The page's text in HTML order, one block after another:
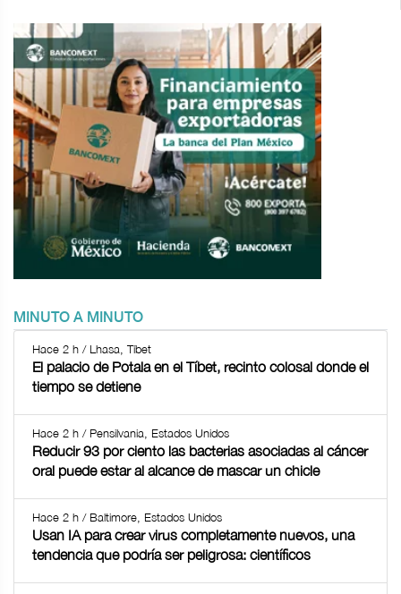
MINUTO A MINUTO
Hace 2 h / Lhasa, Tíbet
El palacio de Potala en el Tíbet, recinto colosal donde el
tiempo se detiene
Hace 2 h / Pensilvania, Estados Unidos
Reducir 93 por ciento las bacterias asociadas al cáncer
oral puede estar al alcance de mascar un chicle
Hace 2 h / Baltimore, Estados Unidos
Usan IA para crear virus completamente nuevos, una
tendencia que podría ser peligrosa: científicos